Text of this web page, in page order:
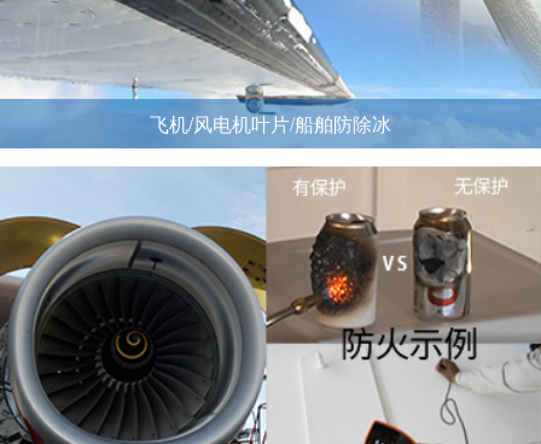
飞机/风电机叶片/船舶防除冰